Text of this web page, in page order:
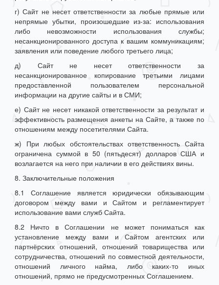
г) Сайт не несет ответственности за любые прямые или
непрямые убытки, произошедшие из-за: использования
либо невозможности использования службы;
несанкционированного доступа к вашим коммуникациям;
заявления или поведение любого третьего лица;
д) Сайт не несет ответственности за
несанкционированное копирование третьими лицами
предоставленной пользователем персональной
информации на другие сайты и в СМИ;
е) Сайт не несет никакой ответственности за результат и
эффективность размещения анкеты на Сайте, а также по
отношениям между посетителями Сайта.
ж) При любых обстоятельствах ответственность Сайта
ограничена суммой в 50 (пятьдесят) долларов США и
возлагается на него при наличии в его действиях вины.
8. Заключительные положения
8.1 Соглашение является юридически обязывающим
договором между вами и Сайтом и регламентирует
использование вами служб Сайта.
8.2 Ничто в Соглашении не может пониматься как
установление между вами и Сайтом агентских или
партнёрских отношений, отношений товарищества или
сотрудничества, отношений по совместной деятельности,
отношений личного найма, либо каких-то иных
отношений, прямо не предусмотренных Соглашением.